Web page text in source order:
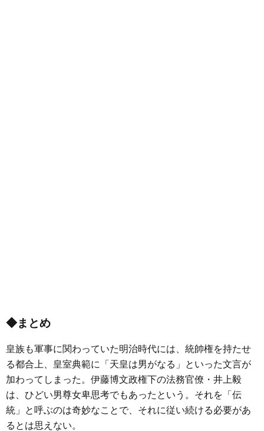
◆まとめ
皇族も軍事に関わっていた明治時代には、統帥権を持たせ
る都合上、皇室典範に「天皇は男がなる」といった文言が
加わってしまった。伊藤博文政権下の法務官僚・井上毅
は、ひどい男尊女卑思考でもあったという。それを「伝
統」と呼ぶのは奇妙なことで、それに従い続ける必要があ
るとは思えない。